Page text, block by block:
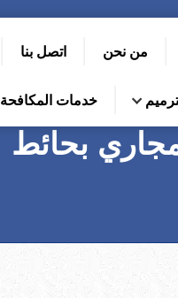
من نحن اتصل بنا
خدمات المكافحة
بحائط